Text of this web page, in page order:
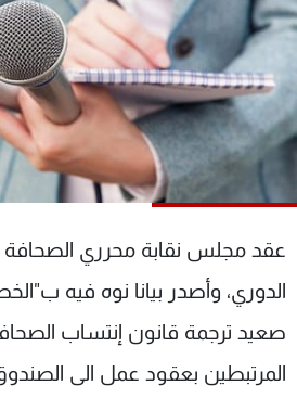
عقد مجلس نقابة محرري الصحافة
الدوري، وأصدر بيانا نوه فيه
صعيد ترجمة قانون إنتساب
المرتبطين بعقود عمل الى
منوعات
كأس العالم
البرامج
جدول البرامج
شاهد البرامج
عن MTV
الإنـتـاج
لاعلاناتكم
وظائف
تواصل معنا
شروط